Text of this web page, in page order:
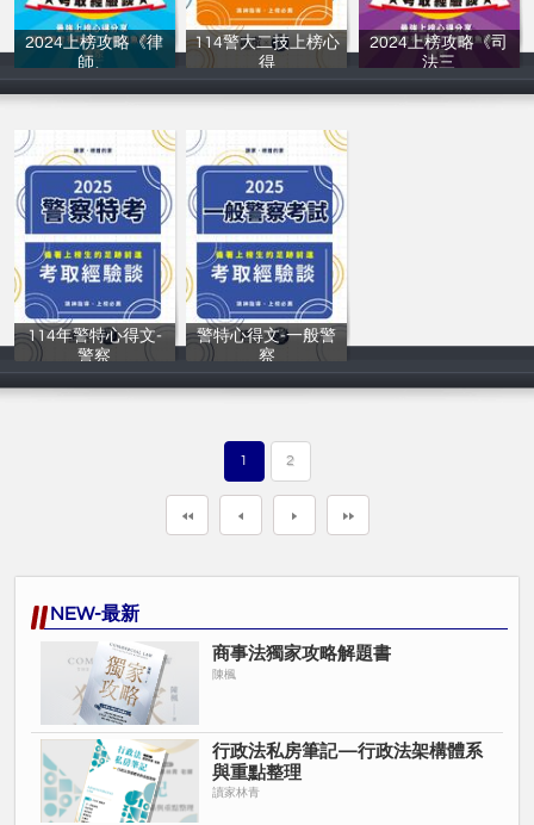
2024上榜攻略《律
師、
讀家補習班
114警大二技上榜心
得
讀家補習班
2024上榜攻略《司
法三
讀家補習班
114年警特心得文-
警察
讀家補習班
警特心得文-一般警
察
讀家補習班
1 2
NEW-最新
商事法獨家攻略解題書
陳楓
行政法私房筆記—行政法架構體系
與重點整理
讀家林青